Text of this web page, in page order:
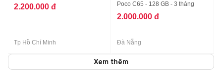
2.200.000 đ
Tp Hồ Chí Minh
Poco C65 - 128 GB - 3 tháng
2.000.000 đ
Đà Nẵng
Xem thêm